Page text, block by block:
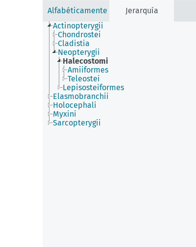
Alfabéticamente
Jerarquía
Actinopterygii
Chondrostei
Cladistia
Neopterygii
Halecostomi
Amiiformes
Teleostei
Lepisosteiformes
Elasmobranchii
Holocephali
Myxini
Sarcopterygii